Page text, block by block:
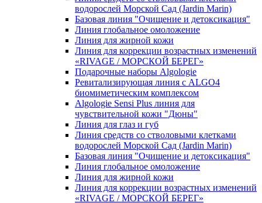
водорослей Морской Сад (Jardin Marin)
Базовая линия "Очищение и детоксикация"
Линия глобальное омоложение
Линия для жирной кожи
Линия для коррекции возрастных изменений
«RIVAGE / МОРСКОЙ БЕРЕГ»
Подарочные наборы Algologie
Ревитализирующая линия с ALGO4
биомиметическим комплексом
Algologie Sensi Plus линия для
чувcтвительной кожи "Дюны"
Линия для глаз и губ
Линия средств со стволовыми клетками
водорослей Морской Сад (Jardin Marin)
Базовая линия "Очищение и детоксикация"
Линия глобальное омоложение
Линия для жирной кожи
Линия для коррекции возрастных изменений
«RIVAGE / МОРСКОЙ БЕРЕГ»